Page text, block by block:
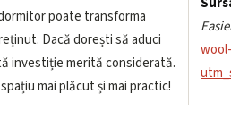
poate transforma
Dacă dorești să aduci
investiție merită considerată.
mai plăcut și mai practic!